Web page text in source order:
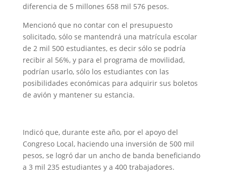
diferencia de 5 millones 658 mil 576 pesos.
Mencionó que no contar con el presupuesto
solicitado, sólo se mantendrá una matrícula escolar
de 2 mil 500 estudiantes, es decir sólo se podría
recibir al 56%, y para el programa de movilidad,
podrían usarlo, sólo los estudiantes con las
posibilidades económicas para adquirir sus boletos
de avión y mantener su estancia.
Indicó que, durante este año, por el apoyo del
Congreso Local, haciendo una inversión de 500 mil
pesos, se logró dar un ancho de banda beneficiando
a 3 mil 235 estudiantes y a 400 trabajadores.